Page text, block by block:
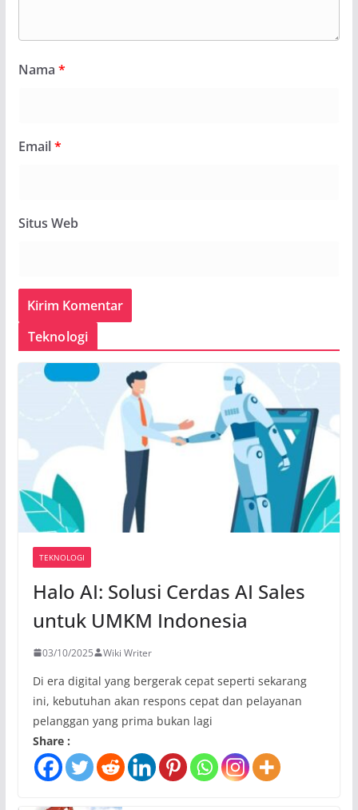
Nama *
Email*
Situs Web
Teknologi
TEKNOLOGI
Halo AI: Solusi Cerdas AI Sales
untuk UMKM Indonesia
03/10/2025 Wiki Writer
Di era digital yang bergerak cepat seperti sekarang
ini, kebutuhan akan respons cepat dan pelayanan
pelanggan yang prima bukan lagi
Share :